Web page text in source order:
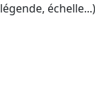
légende,